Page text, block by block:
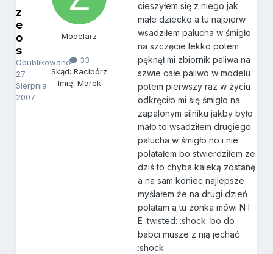
z
e
o
s
Opublikowano
27
Sierpnia
2007
Modelarz
33
Skąd: Racibórz
Imię: Marek
cieszyłem się z niego jak
małe dziecko a tu najpierw
wsadziłem palucha w śmigło
na szczęcie lekko potem
pęknął mi zbiornik paliwa na
szwie całe paliwo w modelu
potem pierwszy raz w życiu
odkręciło mi się śmigło na
zapalonym silniku jakby było
mało to wsadziłem drugiego
palucha w śmigło no i nie
polatałem bo stwierdziłem ze
dziś to chyba kaleką zostanę
a na sam koniec najlepsze
myślałem że na drugi dzień
polatam a tu żonka mówi N I
E :twisted: :shock: bo do
babci musze z nią jechać
:shock: